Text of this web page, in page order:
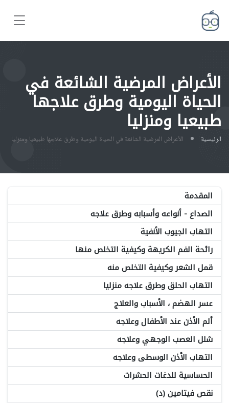
الأعراض المرضية الشائعة في
الحياة اليومية وطرق علاجها
طبيعيا ومنزليا
الرئيسية الأعراض المرضية الشائعة في الحياة اليومية وطرق علاجها طبيعيا ومنزليا
المقدمة
الصداع - أنواعه وأسبابه وطرق علاجه
التهاب الجيوب الأنفية
رائحة الفم الكريهة وكيفية التخلص منها
قمل الشعر وكيفية التخلص منه
التهاب الحلق وطرق علاجه منزليا
عسر الهضم ، الأسباب والعلاج
ألم الأذن عند الأطفال وعلاجه
شلل العصب الوجهي وعلاجه
التهاب الأذن الوسطى وعلاجه
الحساسية للدغات الحشرات
نقص فيتامين (د)